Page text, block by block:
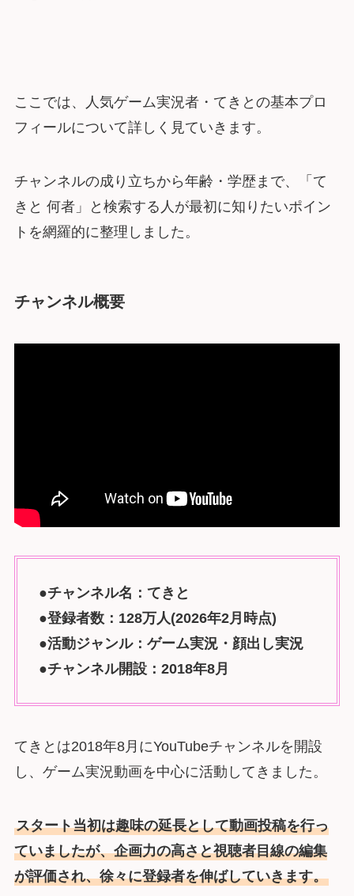
ここでは、人気ゲーム実況者・てきとの基本プロ
フィールについて詳しく見ていきます。
チャンネルの成り立ちから年齢・学歴まで、「て
きと 何者」と検索する人が最初に知りたいポイン
トを網羅的に整理しました。
チャンネル概要
●チャンネル名：てきと
●登録者数：128万人(2026年2月時点)
●活動ジャンル：ゲーム実況・顔出し実況
●チャンネル開設：2018年8月
てきとは2018年8月にYouTubeチャンネルを開設
し、ゲーム実況動画を中心に活動してきました。
スタート当初は趣味の延長として動画投稿を行っ
ていましたが、企画力の高さと視聴者目線の編集
が評価され、徐々に登録者を伸ばしていきます。